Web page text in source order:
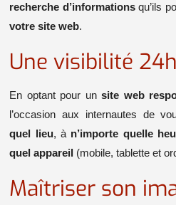
recherche d’informationsqu’ils
votre site web.
Une visibilité
En optant pour unsite web
l’occasion aux internautes de
quel lieu, à n’importe quelle
quel appareil (mobile, tablette et
Maîtriser son